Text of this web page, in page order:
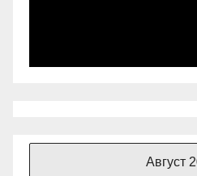
Август